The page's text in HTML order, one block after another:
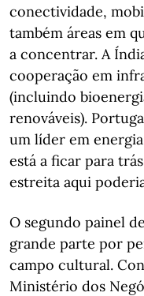
conectividade,
também áreas em
a concentrar. A
cooperação em
(incluindo
renováveis).
um líder em
está a ficar para
estreita aqui
O segundo painel
grande parte por
campo cultural.
Ministério dos